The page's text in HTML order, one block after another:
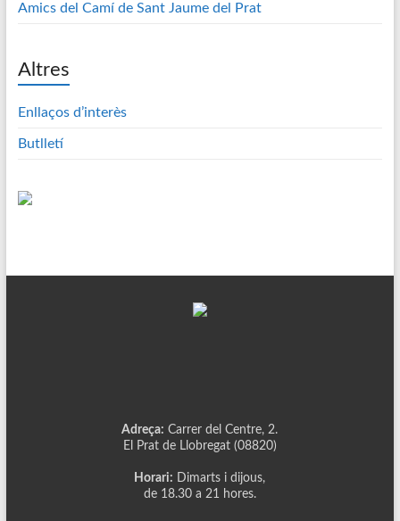
Amics del Camí de Sant Jaume del Prat
Altres
Enllaços d’interès
Butlletí
Adreça: Carrer del Centre, 2.
El Prat de Llobregat (08820)
Horari: Dimarts i dijous,
de 18.30 a 21 hores.